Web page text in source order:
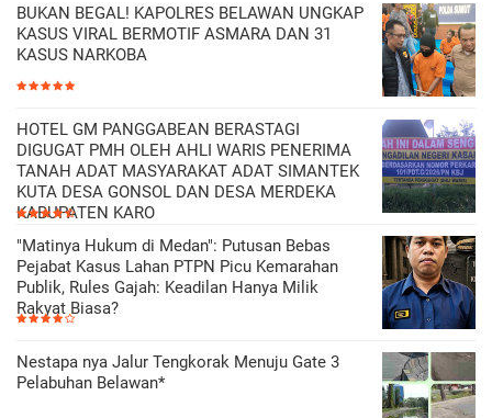
BUKAN BEGAL! KAPOLRES BELAWAN UNGKAP
KASUS VIRAL BERMOTIF ASMARA DAN 31
KASUS NARKOBA
HOTEL GM PANGGABEAN BERASTAGI
DIGUGAT PMH OLEH AHLI WARIS PENERIMA
TANAH ADAT MASYARAKAT ADAT SIMANTEK
KUTA DESA GONSOL DAN DESA MERDEKA
KABUPATEN KARO
"Matinya Hukum di Medan": Putusan Bebas
Pejabat Kasus Lahan PTPN Picu Kemarahan
Publik, Rules Gajah: Keadilan Hanya Milik
Rakyat Biasa?
Nestapa nya Jalur Tengkorak Menuju Gate 3
Pelabuhan Belawan*